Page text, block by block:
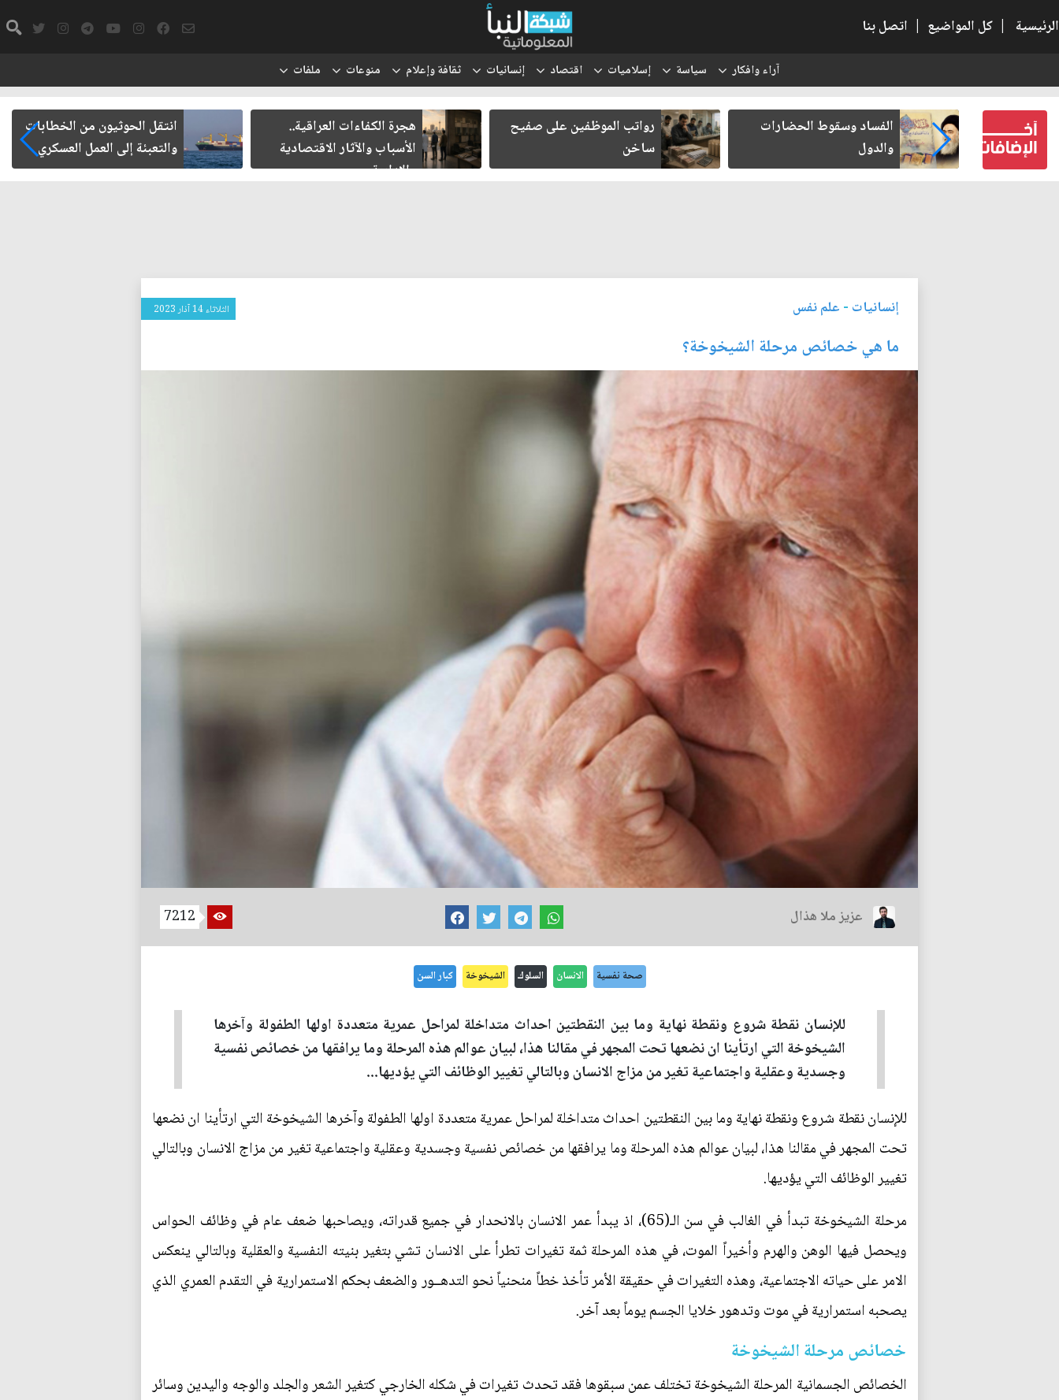
الرئيسية | كل المواضيع | اتصل بنا
آراء وافكار سياسة إسلاميات اقتصاد إنسانيات ثقافة وإعلام منوعات ملفات
كتب لنفسه
الفساد وسقوط الحضارات
والدول
رواتب الموظفين على صفيح
ساخن
هجرة الكفاءات العراقية..
الأسباب والآثار الاقتصادية
والإدارية
انتقل الحوثيون من الخطابات
والتعبئة إلى العمل العسكري
إنسانيات - علم نفس الثلاثاء 14 آذار 2023
ما هي خصائص مرحلة الشيخوخة؟
عزيز ملا هذال 7212
صحة نفسية الانسان السلوك الشيخوخة كبار السن
للإنسان نقطة شروع ونقطة نهاية وما بين النقطتين احداث متداخلة لمراحل عمرية متعددة اولها الطفولة وآخرها
الشيخوخة التي ارتأينا ان نضعها تحت المجهر في مقالنا هذا، لبيان عوالم هذه المرحلة وما يرافقها من خصائص نفسية
وجسدية وعقلية واجتماعية تغير من مزاج الانسان وبالتالي تغيير الوظائف التي يؤديها...
للإنسان نقطة شروع ونقطة نهاية وما بين النقطتين احداث متداخلة لمراحل عمرية متعددة اولها الطفولة وآخرها الشيخوخة التي ارتأينا ان نضعها
تحت المجهر في مقالنا هذا، لبيان عوالم هذه المرحلة وما يرافقها من خصائص نفسية وجسدية وعقلية واجتماعية تغير من مزاج الانسان وبالتالي
تغيير الوظائف التي يؤديها.
مرحلة الشيخوخة تبدأ في الغالب في سن الـ(65)، اذ يبدأ عمر الانسان بالانحدار في جميع قدراته، ويصاحبها ضعف عام في وظائف الحواس
ويحصل فيها الوهن والهرم وأخيراً الموت، في هذه المرحلة ثمة تغيرات تطرأ على الانسان تشي بتغير بنيته النفسية والعقلية وبالتالي ينعكس
الامر على حياته الاجتماعية، وهذه التغيرات في حقيقة الأمر تأخذ خطاً منحنياً نحو التدهــور والضعف بحكم الاستمرارية في التقدم العمري الذي
يصحبه استمرارية في موت وتدهور خلايا الجسم يوماً بعد آخر.
خصائص مرحلة الشيخوخة
الخصائص الجسمانية المرحلة الشيخوخة تختلف عمن سبقوها فقد تحدث تغيرات في شكله الخارجي كتغير الشعر والجلد والوجه واليدين وسائر